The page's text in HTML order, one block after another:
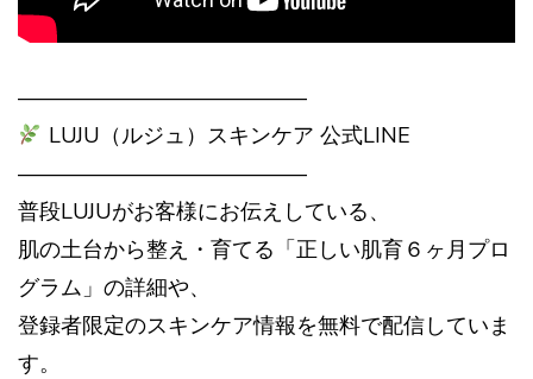
—————————————–
LUJU（ルジュ）スキンケア 公式LINE
—————————————–
普段LUJUがお客様にお伝えしている、
肌の土台から整え・育てる「正しい肌育６ヶ月プロ
グラム」の詳細や、
登録者限定のスキンケア情報を無料で配信していま
す。